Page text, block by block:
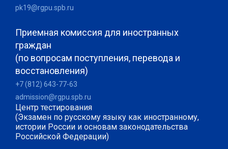
pk19@rgpu.spb.ru
Приемная комиссия для иностранных
граждан
(по вопросам поступления, перевода и
восстановления)
+7 (812) 643-77-63
admission@rgpu.spb.ru
Центр тестирования
(Экзамен по русскому языку как иностранному,
истории России и основам законодательства
Российской Федерации)